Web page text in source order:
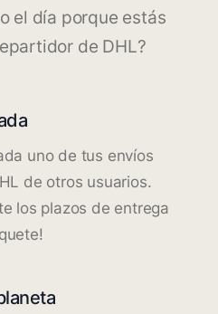
el día porque estás
de DHL?
uno de tus envíos
de otros usuarios.
los plazos de entrega